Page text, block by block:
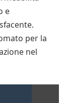
e
per la
nel